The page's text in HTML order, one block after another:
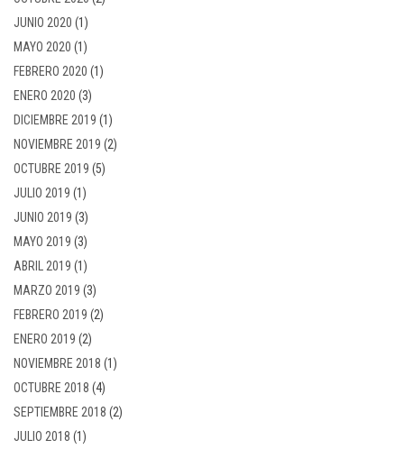
JUNIO 2020 (1)
MAYO 2020 (1)
FEBRERO 2020 (1)
ENERO 2020 (3)
DICIEMBRE 2019 (1)
NOVIEMBRE 2019 (2)
OCTUBRE 2019 (5)
JULIO 2019 (1)
JUNIO 2019 (3)
MAYO 2019 (3)
ABRIL 2019 (1)
MARZO 2019 (3)
FEBRERO 2019 (2)
ENERO 2019 (2)
NOVIEMBRE 2018 (1)
OCTUBRE 2018 (4)
SEPTIEMBRE 2018 (2)
JULIO 2018 (1)